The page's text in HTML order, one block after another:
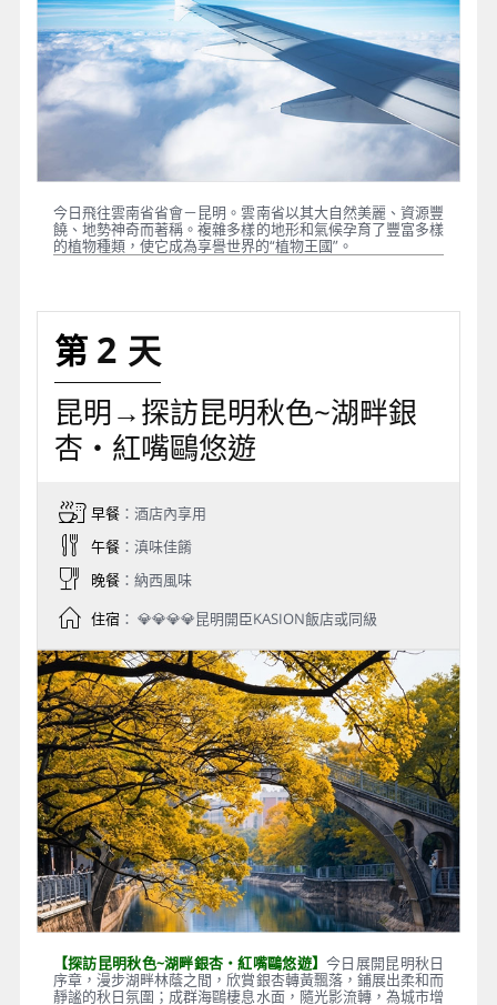
今日飛往雲南省省會－昆明。雲南省以其大自然美麗、資源豐
饒、地勢神奇而著稱。複雜多樣的地形和氣候孕育了豐富多樣
的植物種類，使它成為享譽世界的“植物王國”。
2
昆明→探訪昆明秋色~湖畔銀
杏・紅嘴鷗悠遊
早餐：酒店內享用
午餐：滇味佳餚
晚餐：納西風味
住宿： 💎💎💎💎昆明開臣KASION飯店或同級
【探訪昆明秋色~湖畔銀杏・紅嘴鷗悠遊】今日展開昆明秋日
序章，漫步湖畔林蔭之間，欣賞銀杏轉黃飄落，鋪展出柔和而
靜謐的秋日氛圍；成群海鷗棲息水面，隨光影流轉，為城市增